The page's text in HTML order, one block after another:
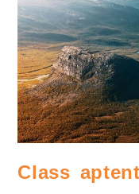
Class